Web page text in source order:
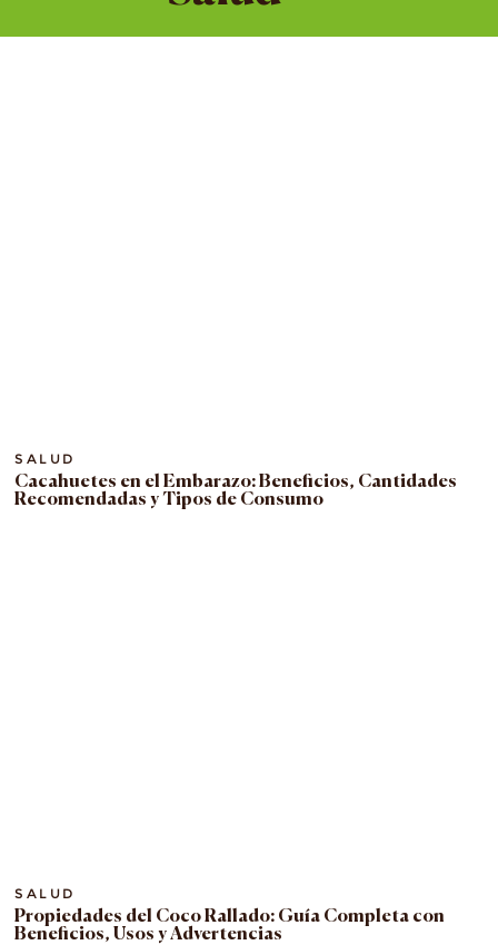
SALUD
Cacahuetes en el Embarazo: Beneficios, Cantidades
Recomendadas y Tipos de Consumo
SALUD
Propiedades del Coco Rallado: Guía Completa con
Beneficios, Usos y Advertencias